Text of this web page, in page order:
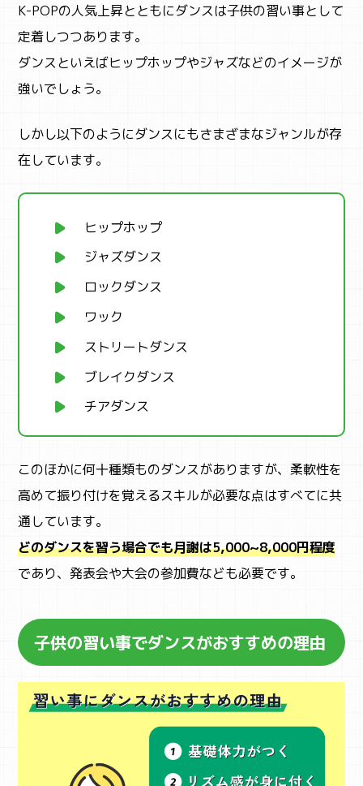
K-POPの人気上昇とともにダンスは子供の習い事として
定着しつつあります。
ダンスといえばヒップホップやジャズなどのイメージが
強いでしょう。
しかし以下のようにダンスにもさまざまなジャンルが存
在しています。
ヒップホップ
ジャズダンス
ロックダンス
ワック
ストリートダンス
ブレイクダンス
チアダンス
このほかに何十種類ものダンスがありますが、柔軟性を
高めて振り付けを覚えるスキルが必要な点はすべてに共
通しています。
どのダンスを習う場合でも月謝は5,000~8,000円程度
であり、発表会や大会の参加費なども必要です。
子供の習い事でダンスがおすすめの理由